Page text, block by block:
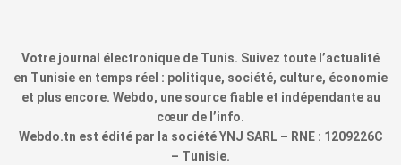
Votre journal électronique de Tunis. Suivez toute l’actualité
en Tunisie en temps réel : politique, société, culture, économie
et plus encore. Webdo, une source fiable et indépendante au
cœur de l’info.
Webdo.tn est édité par la société YNJ SARL – RNE : 1209226C
– Tunisie.